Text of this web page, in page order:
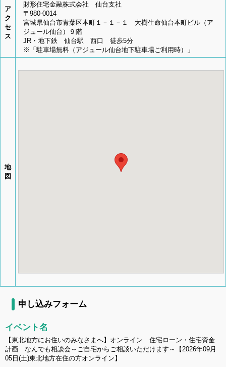
ア
ク
セ
ス
財形住宅金融株式会社 仙台支社
〒980-0014
宮城県仙台市青葉区本町１－１－１ 大樹生命仙台本町ビル（ア
ジュール仙台）９階
JR・地下鉄 仙台駅 西口 徒歩5分
※「駐車場無料（アジュール仙台地下駐車場ご利用時）」
地
図
申し込みフォーム
イベント名
【東北地方にお住いのみなさまへ】オンライン 住宅ローン・住宅資金
計画 なんでも相談会～ご自宅からご相談いただけます～【2026年09月
05日(土)東北地方在住の方オンライン】